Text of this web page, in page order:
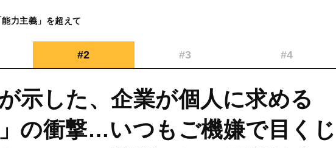
力主義」を超えて
#2 #3 #4
示した、企業が個人に求める
」の衝撃…いつもご機嫌で目くじ